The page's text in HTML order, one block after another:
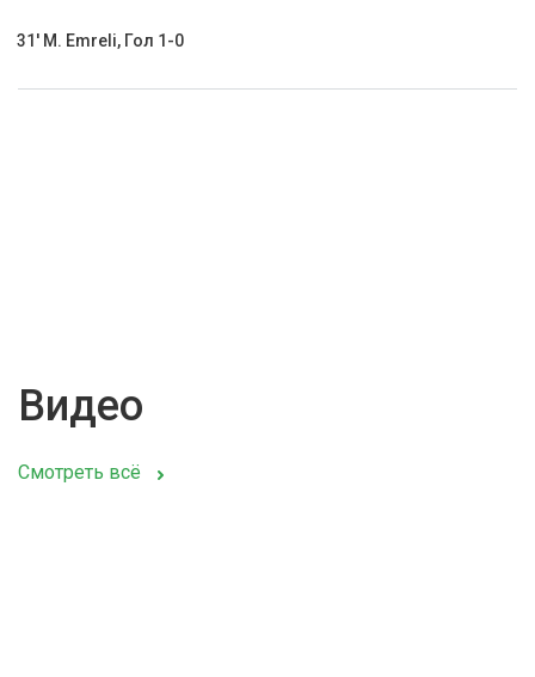
31' M. Emreli, Гол 1-0
Видео
Смотреть всё